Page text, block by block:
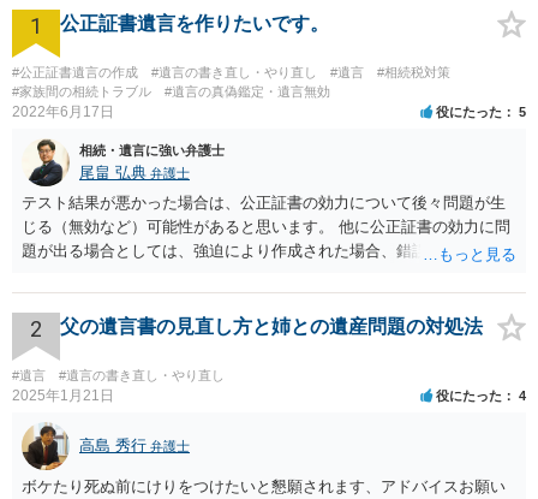
1 公正証書遺言を作りたいです。
#公正証書遺言の作成 #遺言の書き直し・やり直し #遺言
#相続税対策
#家族間の相続トラブル
#遺言の真偽鑑定・遺言無効
2022年6月17日 役にたった 5
相続・遺言に強い弁護士
尾畠 弘典 弁護士
テスト結果が悪かった場合は、公正証書の効力について後々問題が生
じる（無効など）可能性があると思います。 他に公正証書の効力に問
題が出る場合としては、強迫により作成された場合、錯誤（勘違い）
すが、弁護士に作成を依頼する場合は、１０～数十万円程度になるケ
ースが多いと思います。 報酬体系は、弁護士ごとに異なりますので一
律の基準はありません。
2 父の遺言書の見直し方と姉との遺産問題の対処法
#遺言 #遺言の書き直し・やり直し
2025年1月21日 役にたった 4
高島 秀行 弁護士
ボケたり死ぬ前にけりをつけたいと懇願されます、アドバイスお願い